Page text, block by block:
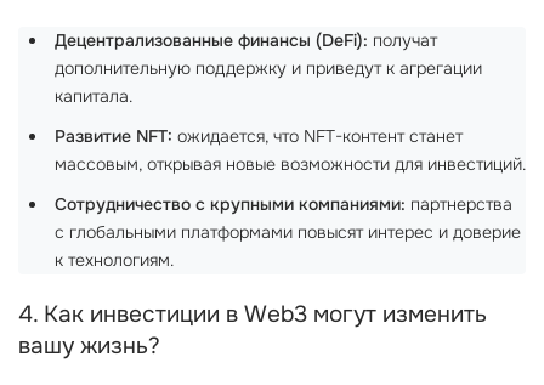
Децентрализованные финансы (DeFi): получат
дополнительную поддержку и приведут к агрегации
капитала.
Развитие NFT: ожидается, что NFT-контент станет
массовым, открывая новые возможности для инвестиций.
Сотрудничество с крупными компаниями: партнерства
с глобальными платформами повысят интерес и доверие
к технологиям.
4. Как инвестиции в Web3 могут изменить
вашу жизнь?